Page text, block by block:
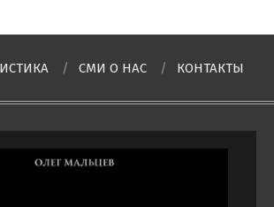
СМИ О НAC КОНТАКТЫ